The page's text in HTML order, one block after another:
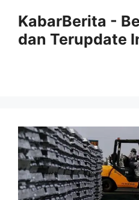
KabarBerita -
dan Terupdate